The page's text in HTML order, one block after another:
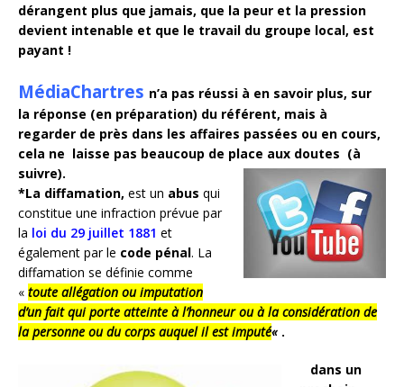
dérangent plus que jamais, que la peur et la pression
devient intenable et que le travail du groupe local, est
payant !
MédiaChartres n’a pas réussi à en savoir plus, sur
la réponse (en préparation) du référent, mais à
regarder de près dans les affaires passées ou en cours,
cela ne laisse pas beaucoup de place aux doutes (à
suivre).
*La diffamation, est un abus qui
constitue une infraction prévue par
la loi du 29 juillet 1881 et
également par le code pénal. La
diffamation se définie comme
« toute allégation ou imputation
d’un faitqui porte atteinte à l’honneur ou à la considération de
la personne ou du corps auquel il est imputé« .
dans un